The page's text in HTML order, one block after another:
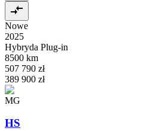
Nowe
2025
Hybryda Plug-in
8500 km
507 790 zł
389 900 zł
MG
HS